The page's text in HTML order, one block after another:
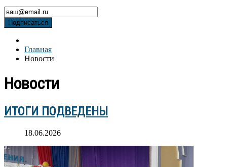
Подписаться
Главная
Новости
Новости
ИТОГИ ПОДВЕДЕНЫ
18.06.2026